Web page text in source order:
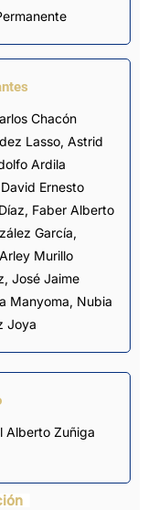
Chacón
Lasso, Astrid
Ardila
David Ernesto
, Faber Alberto
García,
Murillo
, José Jaime
Manyoma, Nubia
Joya